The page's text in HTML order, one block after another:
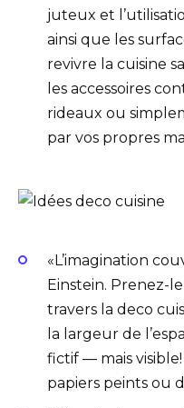
juteux et
ainsi que les
revivre la cuisine
les accessoires
rideaux ou
par vos propres
«L’imagination
Einstein. Prenez-
travers la deco
la largeur de
fictif — mais
papiers peints ou